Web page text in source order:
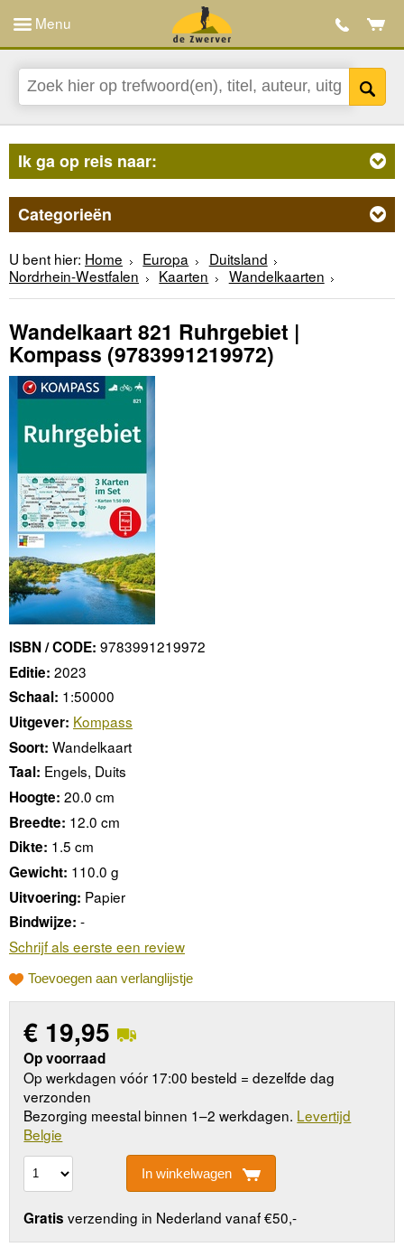
Menu
Ik ga op reis naar:
Categorieën
U bent hier: Home Europa
Duitsland
Nordrhein-Westfalen
Kaarten Wandelkaarten
Wandelkaart 821 Ruhrgebiet |
Kompass (9783991219972)
ISBN / CODE: 9783991219972
Editie: 2023
Schaal: 1:50000
Uitgever: Kompass
Soort: Wandelkaart
Taal: Engels, Duits
Hoogte: 20.0 cm
Breedte: 12.0 cm
Dikte: 1.5 cm
Gewicht: 110.0 g
Uitvoering: Papier
Bindwijze: -
Schrijf als eerste een review
Toevoegen aan verlanglijstje
€ 19,95
Op voorraad
Op werkdagen vóór 17:00 besteld = dezelfde dag
verzonden
Bezorging meestal binnen 1–2 werkdagen. Levertijd
Belgie
In winkelwagen
Gratis verzending in Nederland vanaf €50,-